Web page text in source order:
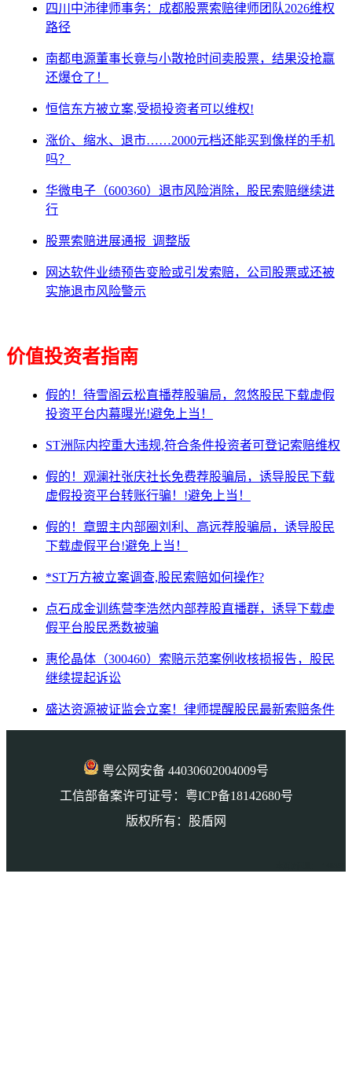
四川中沛律师事务：成都股票索赔律师团队2026维权
路径
南都电源董事长竟与小散抢时间卖股票，结果没抢赢
还爆仓了！
恒信东方被立案,受损投资者可以维权!
涨价、缩水、退市……2000元档还能买到像样的手机
吗？
华微电子（600360）退市风险消除，股民索赔继续进
行
股票索赔进展通报_调整版
网达软件业绩预告变脸或引发索赔，公司股票或还被
实施退市风险警示
价值投资者指南
假的！待雪阁云松直播荐股骗局，忽悠股民下载虚假
投资平台内幕曝光!避免上当！
ST洲际内控重大违规,符合条件投资者可登记索赔维权
假的！观澜社张庆社长免费荐股骗局，诱导股民下载
虚假投资平台转账行骗！!避免上当！
假的！章盟主内部圈刘利、高远荐股骗局，诱导股民
下载虚假平台!避免上当！
*ST万方被立案调查,股民索赔如何操作?
点石成金训练营李浩然内部荐股直播群，诱导下载虚
假平台股民悉数被骗
惠伦晶体（300460）索赔示范案例收核损报告，股民
继续提起诉讼
盛达资源被证监会立案！律师提醒股民最新索赔条件
粤公网安备 44030602004009号
工信部备案许可证号：粤ICP备18142680号
版权所有：股盾网